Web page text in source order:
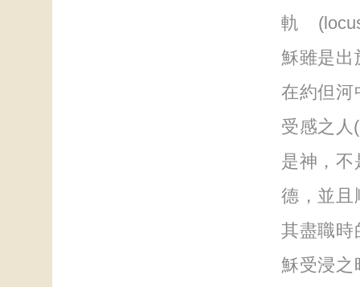
軌
穌雖是出
在約但河
受感之人
是神，不
德，並且
其盡職時
穌受浸之